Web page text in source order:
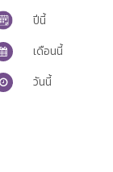
ปีนี้
เดือนนี้
วันนี้